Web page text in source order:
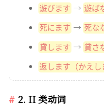
遊びます → 遊ば
死にます → 死な
貸します → 貸さ
返します（かえし
2. II 类动词